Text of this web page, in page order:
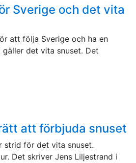
Sverige och det vita
att följa Sverige och ha en
det vita snuset. Det
att förbjuda snuset
strid för det vita snuset.
Det skriver Jens Liljestrand i